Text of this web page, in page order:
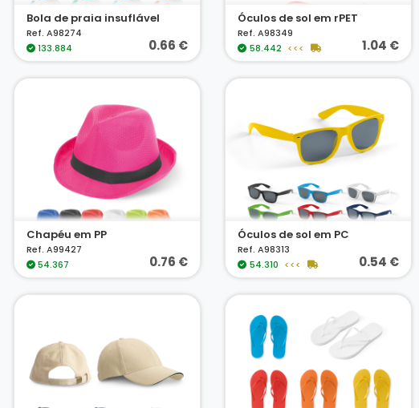
Bola de praia insuflável
Ref. A98274
133.884
0.66 €
Óculos de sol em rPET
Ref. A98349
58.442 <<< 1.04 €
Chapéu em PP
Ref. A99427
54.367
0.76 €
Óculos de sol em PC
Ref. A98313
54.310 <<< 0.54 €